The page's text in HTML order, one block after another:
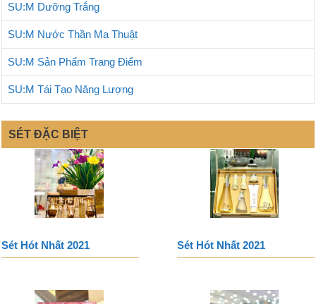
SU:M Dưỡng Trắng
SU:M Nước Thần Ma Thuật
SU:M Sản Phẩm Trang Điểm
SU:M Tái Tạo Năng Lượng
SÉT ĐẶC BIỆT
Sét Hót Nhất 2021 Sét Hót Nhất 2021